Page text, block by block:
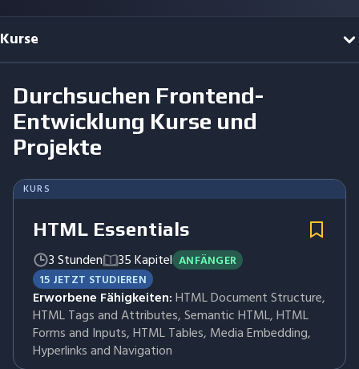
Kurse
Durchsuchen Frontend-
Entwicklung Kurse und
Projekte
KURS
HTML Essentials
3 Stunden 35 Kapitel ANFÄNGER
15 JETZT STUDIEREN
Erworbene Fähigkeiten:HTML Document Structure,
HTML Tags and Attributes, Semantic HTML, HTML
Forms and Inputs, HTML Tables, Media Embedding,
Hyperlinks and Navigation